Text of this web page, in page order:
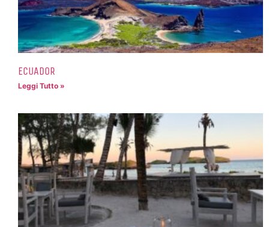
ECUADOR
Leggi Tutto »